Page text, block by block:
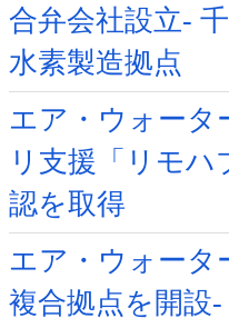
合弁会社設立-
水素製造拠点
エア・ウォータ
リ支援「リモハ
認を取得
エア・ウォータ
複合拠点を開設